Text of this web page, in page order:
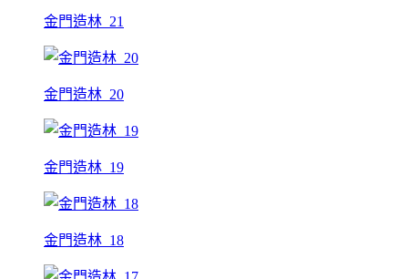
金門造林_21
金門造林_20
金門造林_19
金門造林_18